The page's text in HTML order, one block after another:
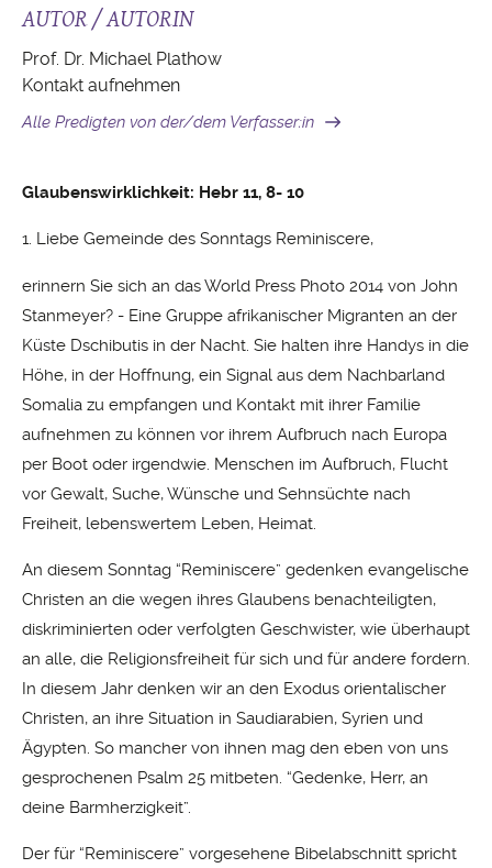
AUTOR / AUTORIN
Prof. Dr. Michael Plathow
Kontakt aufnehmen
Alle Predigten von der/dem Verfasser:in
Glaubenswirklichkeit: Hebr 11, 8- 10
1. Liebe Gemeinde des Sonntags Reminiscere,
erinnern Sie sich an das World Press Photo 2014 von John
Stanmeyer? - Eine Gruppe afrikanischer Migranten an der
Küste Dschibutis in der Nacht. Sie halten ihre Handys in die
Höhe, in der Hoffnung, ein Signal aus dem Nachbarland
Somalia zu empfangen und Kontakt mit ihrer Familie
aufnehmen zu können vor ihrem Aufbruch nach Europa
per Boot oder irgendwie. Menschen im Aufbruch, Flucht
vor Gewalt, Suche, Wünsche und Sehnsüchte nach
Freiheit, lebenswertem Leben, Heimat.
An diesem Sonntag “Reminiscere” gedenken evangelische
Christen an die wegen ihres Glaubens benachteiligten,
diskriminierten oder verfolgten Geschwister, wie überhaupt
an alle, die Religionsfreiheit für sich und für andere fordern.
In diesem Jahr denken wir an den Exodus orientalischer
Christen, an ihre Situation in Saudiarabien, Syrien und
Ägypten. So mancher von ihnen mag den eben von uns
gesprochenen Psalm 25 mitbeten. “Gedenke, Herr, an
deine Barmherzigkeit”.
Der für “Reminiscere” vorgesehene Bibelabschnitt spricht